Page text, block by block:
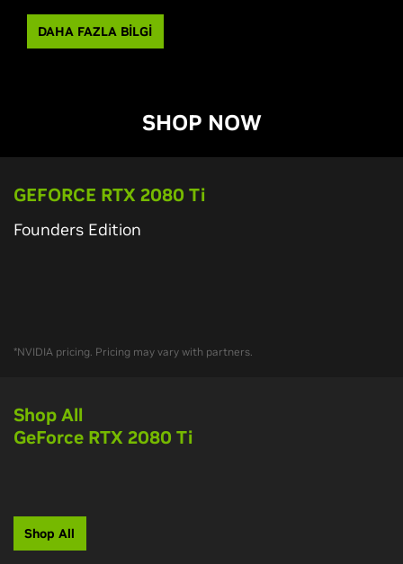
DAHA FAZLA BİLGİ
SHOP NOW
GEFORCE RTX 2080 Ti
Founders Edition
*NVIDIA pricing. Pricing may vary with partners.
Shop All
GeForce RTX 2080 Ti
Shop All